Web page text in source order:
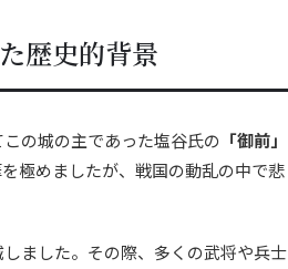
歴史的背景
の城の主であった塩谷氏の 「御前」
極めましたが、戦国の動乱の中で悲
ました。その際、多くの武将や兵士